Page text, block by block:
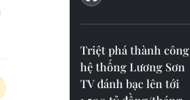
Triệt phá thành công
hệ thống Lương Sơn
TV đánh bạc lên tới